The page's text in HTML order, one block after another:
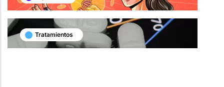
Tratamientos